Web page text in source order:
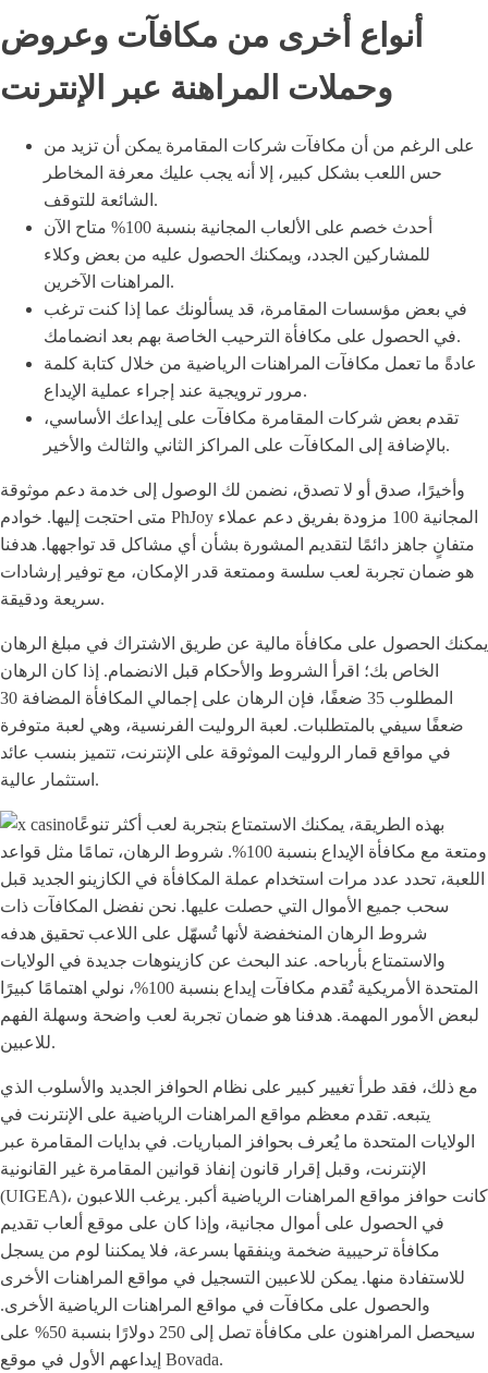
أنواع أخرى من مكافآت وعروض
وحملات المراهنة عبر الإنترنت
على الرغم من أن مكافآت شركات المقامرة يمكن أن تزيد من
حس اللعب بشكل كبير، إلا أنه يجب عليك معرفة المخاطر
الشائعة للتوقف.
أحدث خصم على الألعاب المجانية بنسبة 100% متاح الآن
للمشاركين الجدد، ويمكنك الحصول عليه من بعض وكلاء
المراهنات الآخرين.
في بعض مؤسسات المقامرة، قد يسألونك عما إذا كنت ترغب
في الحصول على مكافأة الترحيب الخاصة بهم بعد انضمامك.
عادةً ما تعمل مكافآت المراهنات الرياضية من خلال كتابة كلمة
مرور ترويجية عند إجراء عملية الإيداع.
تقدم بعض شركات المقامرة مكافآت على إيداعك الأساسي،
بالإضافة إلى المكافآت على المراكز الثاني والثالث والأخير.
وأخيرًا، صدق أو لا تصدق، نضمن لك الوصول إلى خدمة دعم موثوقة
متى احتجت إليها. خوادم PhJoy المجانية 100 مزودة بفريق دعم عملاء
متفانٍ جاهز دائمًا لتقديم المشورة بشأن أي مشاكل قد تواجهها. هدفنا
هو ضمان تجربة لعب سلسة وممتعة قدر الإمكان، مع توفير إرشادات
سريعة ودقيقة.
يمكنك الحصول على مكافأة مالية عن طريق الاشتراك في مبلغ الرهان
الخاص بك؛ اقرأ الشروط والأحكام قبل الانضمام. إذا كان الرهان
المطلوب 35 ضعفًا، فإن الرهان على إجمالي المكافأة المضافة 30
ضعفًا سيفي بالمتطلبات. لعبة الروليت الفرنسية، وهي لعبة متوفرة
في مواقع قمار الروليت الموثوقة على الإنترنت، تتميز بنسب عائد
استثمار عالية.
بهذه الطريقة، يمكنك الاستمتاع بتجربة لعب أكثر تنوعًا
ومتعة مع مكافأة الإيداع بنسبة 100%. شروط الرهان، تمامًا مثل قواعد
اللعبة، تحدد عدد مرات استخدام عملة المكافأة في الكازينو الجديد قبل
سحب جميع الأموال التي حصلت عليها. نحن نفضل المكافآت ذات
شروط الرهان المنخفضة لأنها تُسهّل على اللاعب تحقيق هدفه
والاستمتاع بأرباحه. عند البحث عن كازينوهات جديدة في الولايات
المتحدة الأمريكية تُقدم مكافآت إيداع بنسبة 100%، نولي اهتمامًا كبيرًا
لبعض الأمور المهمة. هدفنا هو ضمان تجربة لعب واضحة وسهلة الفهم
للاعبين.
مع ذلك، فقد طرأ تغيير كبير على نظام الحوافز الجديد والأسلوب الذي
يتبعه. تقدم معظم مواقع المراهنات الرياضية على الإنترنت في
الولايات المتحدة ما يُعرف بحوافز المباريات. في بدايات المقامرة عبر
الإنترنت، وقبل إقرار قانون إنفاذ قوانين المقامرة غير القانونية
(UIGEA)، كانت حوافز مواقع المراهنات الرياضية أكبر. يرغب اللاعبون
في الحصول على أموال مجانية، وإذا كان على موقع ألعاب تقديم
مكافأة ترحيبية ضخمة وينفقها بسرعة، فلا يمكننا لوم من يسجل
للاستفادة منها. يمكن للاعبين التسجيل في مواقع المراهنات الأخرى
والحصول على مكافآت في مواقع المراهنات الرياضية الأخرى.
سيحصل المراهنون على مكافأة تصل إلى 250 دولارًا بنسبة 50% على
إيداعهم الأول في موقع Bovada.